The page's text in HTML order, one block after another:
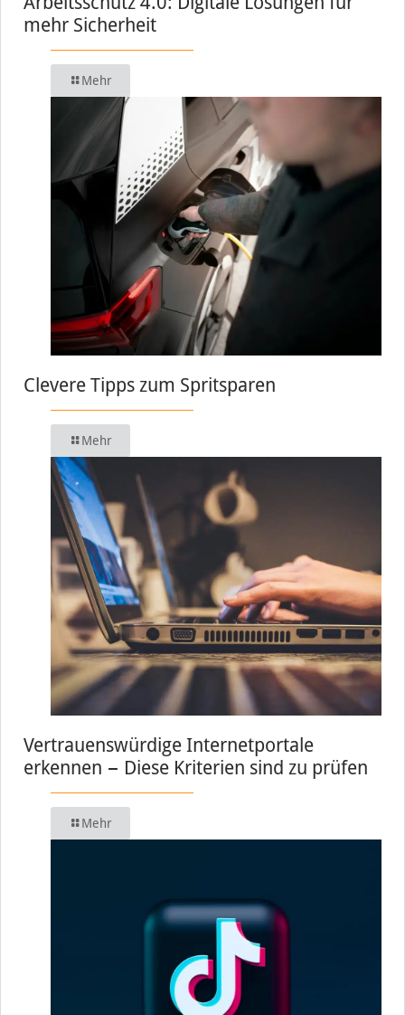
mehr Sicherheit
Mehr
Clevere Tipps zum Spritsparen
Mehr
Vertrauenswürdige Internetportale
erkennen − Diese Kriterien sind zu prüfen
Mehr